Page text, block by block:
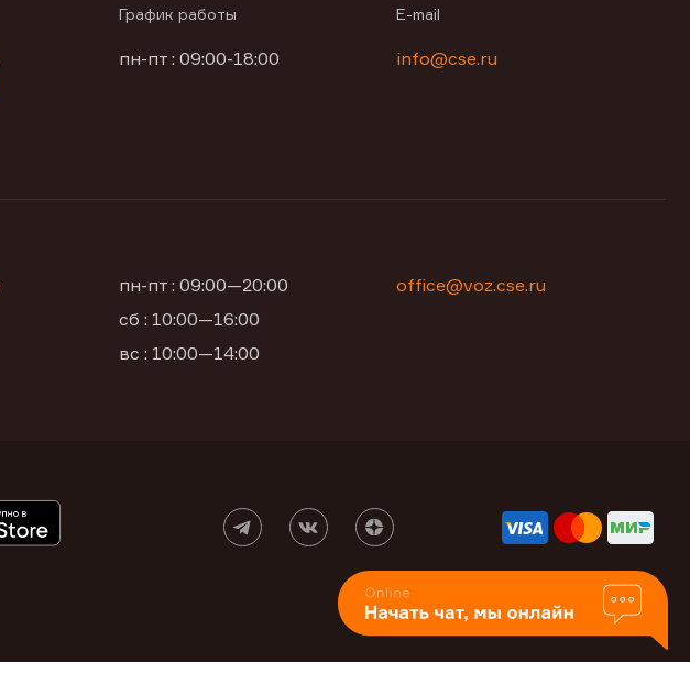
График работы
пн-пт : 09:00-18:00
E-mail
info@cse.ru
пн-пт : 09:00—20:00
сб : 10:00—16:00
вс : 10:00—14:00
office@voz.cse.ru